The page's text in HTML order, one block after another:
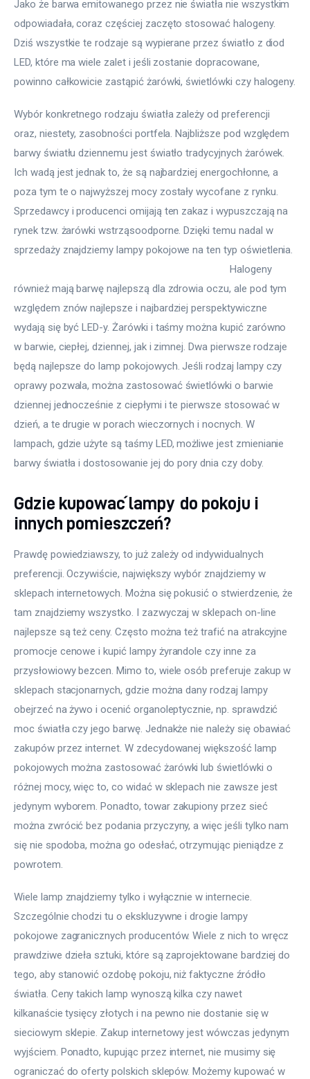
Jako że barwa emitowanego przez nie światła nie wszystkim
odpowiadała, coraz częściej zaczęto stosować halogeny.
Dziś wszystkie te rodzaje są wypierane przez światło z diod
LED, które ma wiele zalet i jeśli zostanie dopracowane,
powinno całkowicie zastąpić żarówki, świetlówki czy halogeny.
Wybór konkretnego rodzaju światła zależy od preferencji
oraz, niestety, zasobności portfela. Najbliższe pod względem
barwy światłu dziennemu jest światło tradycyjnych żarówek.
Ich wadą jest jednak to, że są najbardziej energochłonne, a
poza tym te o najwyższej mocy zostały wycofane z rynku.
Sprzedawcy i producenci omijają ten zakaz i wypuszczają na
rynek tzw. żarówki wstrząsoodporne. Dzięki temu nadal w
sprzedaży znajdziemy lampy pokojowe na ten typ oświetlenia.
Halogeny
również mają barwę najlepszą dla zdrowia oczu, ale pod tym
względem znów najlepsze i najbardziej perspektywiczne
wydają się być LED-y. Żarówki i taśmy można kupić zarówno
w barwie, ciepłej, dziennej, jak i zimnej. Dwa pierwsze rodzaje
będą najlepsze do lamp pokojowych. Jeśli rodzaj lampy czy
oprawy pozwala, można zastosować świetlówki o barwie
dziennej jednocześnie z ciepłymi i te pierwsze stosować w
dzień, a te drugie w porach wieczornych i nocnych. W
lampach, gdzie użyte są taśmy LED, możliwe jest zmienianie
barwy światła i dostosowanie jej do pory dnia czy doby.
Gdzie kupować lampy do pokoju i
innych pomieszczeń?
Prawdę powiedziawszy, to już zależy od indywidualnych
preferencji. Oczywiście, największy wybór znajdziemy w
sklepach internetowych. Można się pokusić o stwierdzenie, że
tam znajdziemy wszystko. I zazwyczaj w sklepach on-line
najlepsze są też ceny. Często można też trafić na atrakcyjne
promocje cenowe i kupić lampy żyrandole czy inne za
przysłowiowy bezcen. Mimo to, wiele osób preferuje zakup w
sklepach stacjonarnych, gdzie można dany rodzaj lampy
obejrzeć na żywo i ocenić organoleptycznie, np. sprawdzić
moc światła czy jego barwę. Jednakże nie należy się obawiać
zakupów przez internet. W zdecydowanej większość lamp
pokojowych można zastosować żarówki lub świetlówki o
różnej mocy, więc to, co widać w sklepach nie zawsze jest
jedynym wyborem. Ponadto, towar zakupiony przez sieć
można zwrócić bez podania przyczyny, a więc jeśli tylko nam
się nie spodoba, można go odesłać, otrzymując pieniądze z
powrotem.
Wiele lamp znajdziemy tylko i wyłącznie w internecie.
Szczególnie chodzi tu o ekskluzywne i drogie lampy
pokojowe zagranicznych producentów. Wiele z nich to wręcz
prawdziwe dzieła sztuki, które są zaprojektowane bardziej do
tego, aby stanowić ozdobę pokoju, niż faktyczne źródło
światła. Ceny takich lamp wynoszą kilka czy nawet
kilkanaście tysięcy złotych i na pewno nie dostanie się w
sieciowym sklepie. Zakup internetowy jest wówczas jedynym
wyjściem. Ponadto, kupując przez internet, nie musimy się
ograniczać do oferty polskich sklepów. Możemy kupować w